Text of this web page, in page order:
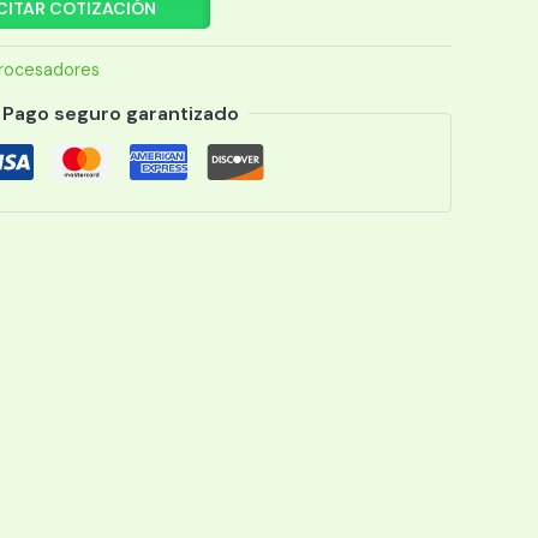
COTIZACIÓN
Pago seguro garantizado